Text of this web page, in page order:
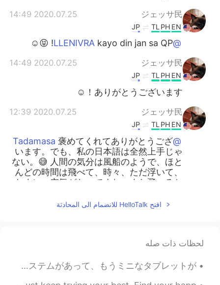
ジェッサ民
2020.07.25 14:49
EN
PH
TL
JP
@LLENIVRA
kayo din jan sa QP! 😝☺️
ジェッサ民
2020.07.25 14:49
EN
PH
TL
JP
ありがとうございます！☺️
ジェッサ民
2020.07.25 12:39
EN
PH
TL
JP
@Tadamasa
褒めてくれてありがとうござ
います。でも、私の日本語は全然上手じゃ
ない。😅 人間の気分は風船のようで、ほと
んどの時間は飛べて、時々、ただ浮いて、
たまに、空気がないですね。また飛べると
Ely Taka
新しい言葉を知りました。
な関係に近いでしょうか？☺ Maraming
salamat po. Umaasa po ako ng inyong
pag-post palagi.
افتح HelloTalk للانضمام الى المحادثة
لحظات ذات صله
ソファーでまた寝ました。4匹猫ちゃんがベッドで寝ました。起こしたくなかったから。起こしたとき、この猫は私のそばでもう寝てました。私の会社は新しいレポートのシステムがあって、もうミニなタブレットが...